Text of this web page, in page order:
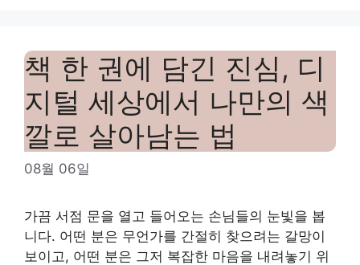
책 한 권에 담긴 진심, 디
지털 세상에서 나만의 색
깔로 살아남는 법
08월 06일
가끔 서점 문을 열고 들어오는 손님들의 눈빛을 봅
니다. 어떤 분은 무언가를 간절히 찾으려는 갈망이
보이고, 어떤 분은 그저 복잡한 마음을 내려놓기 위